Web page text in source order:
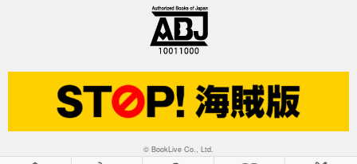
© BookLive Co., Ltd.